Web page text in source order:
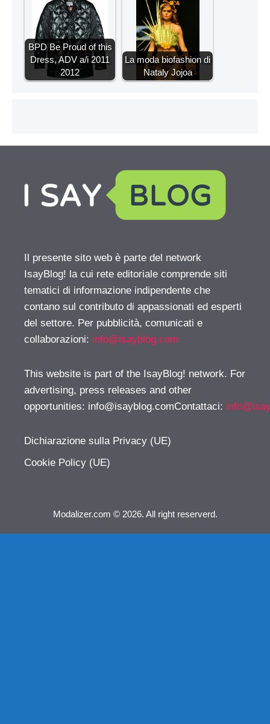
BPD Be Proud of this
Dress, ADV a/i 2011
2012
La moda biofashion di
Nataly Jojoa
Il presente sito web è parte del network
IsayBlog! la cui rete editoriale comprende siti
tematici di informazione indipendente che
contano sul contributo di appassionati ed esperti
del settore. Per pubblicità, comunicati e
collaborazioni: info@isayblog.com
This website is part of the IsayBlog! network. For
advertising, press releases and other
opportunities: info@isayblog.comContattaci:
Dichiarazione sulla Privacy (UE)
Cookie Policy (UE)
Modalizer.com © 2026. All right reserverd.